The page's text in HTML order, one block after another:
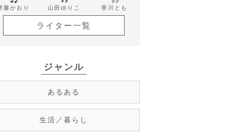
藤かおり 山田ゆりこ 香川とも
ライター一覧
ジャンル
あるある
生活／暮らし